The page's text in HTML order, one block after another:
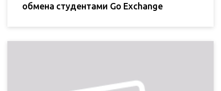
обмена студентами Go Exchange